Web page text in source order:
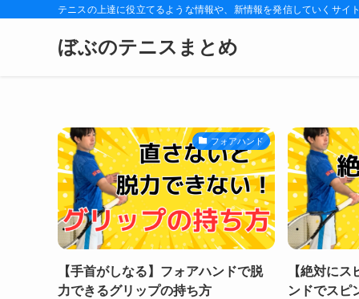
テニスの上達に役立てるような情報や、新情報を発信していくサイ
ぼぶのテニスまとめ
フォアハンド
【手首がしなる】フォアハンドで脱
力できるグリップの持ち方
【絶対に
ンドでスピ